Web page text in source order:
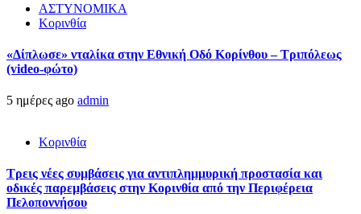
ΑΣΤΥΝΟΜΙΚΑ
Κορινθία
«Δίπλωσε» νταλίκα στην Εθνική Oδό Κορίνθου – Τριπόλεως
(video-φώτο)
5 ημέρες ago admin
Κορινθία
Τρεις νέες συμβάσεις για αντιπλημμυρική προστασία και
οδικές παρεμβάσεις στην Κορινθία από την Περιφέρεια
Πελοποννήσου